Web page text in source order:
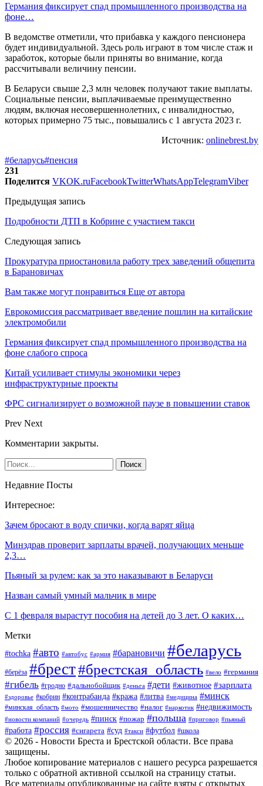
Германия фиксирует спад промышленного производства на
фоне…
В ведомстве отметили, что прибавка у каждого пенсионера
будет индивидуальной. Здесь роль играют в том числе стаж и
заработок, которые были приняты во внимание, когда
рассчитывали величину пенсии.
В Беларуси свыше 2,3 млн человек получают такие выплаты.
Социальные пенсии, выплачиваемые преимущественно
людям, включая несовершеннолетних, с инвалидностью,
которых примерно 75 тыс., повышались с 1 августа 2023 г.
Источник: onlinebrest.by
#беларусь#пенсия
231
Поделится VKOK.ruFacebookTwitterWhatsAppTelegramViber
Предыдущая запись
Подробности ДТП в Кобрине с участием такси
Следующая запись
Прокуратура приостановила работу трех заведений общепита
в Барановичах
Вам также могут понравиться Еще от автора
Еврокомиссия рассматривает введение пошлин на китайские
электромобили
Германия фиксирует спад промышленного производства на
фоне слабого спроса
Китай усиливает стимулы экономики через
инфраструктурные проекты
ФРС сигнализирует о возможной паузе в повышении ставок
Prev Next
Комментарии закрыты.
Недавние Посты
Интересное:
Зачем бросают в воду спички, когда варят яйца
Минздрав проверит зарплаты врачей, получающих меньше
2,3…
Пьяный за рулем: как за это наказывают в Беларуси
Назван самый умный мальчик в мире
С 1 февраля вырастут пособия на детей до 3 лет. О каких…
Метки
#tochka #авто #автобус #армия #барановичи #беларусь
#берёза #брест#брестская_область #вело #германия
#гибель #гродно #дальнобойщик #деньга #дети #животное #зарплата
#здоровье #кобрин #контрабанда #кража #литва #медицина #минск
#минская_область #мото #мошенничество #налог #наркотик #недвижимость
#новости компаний #очередь #пинск #пожар #польша #приговор #пьяный
#работа #россия #сигарета #суд #такси #футбол #школа
© 2026 - Новости Бреста и Брестской области. Все права
защищены.
Любое копирование материалов с нашего ресурса разрешается
только с обратной активной ссылкой на страницу статьи.
Все материалы опубликованные на сайте взяты с открытых